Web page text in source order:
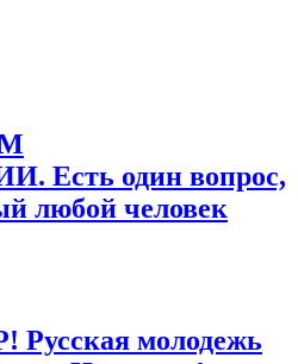
адрес сайта в этом браузере для
один вопрос,
любой человек
молодежь